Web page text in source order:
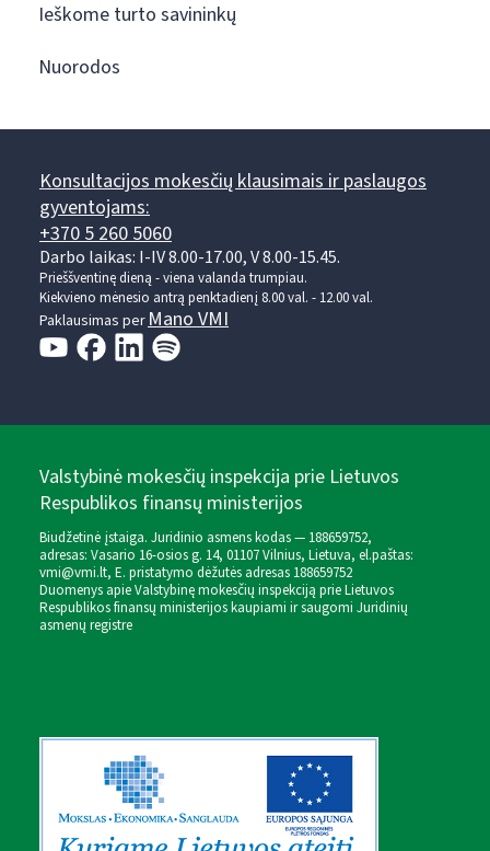
Ieškome turto savininkų
Nuorodos
Konsultacijos mokesčių klausimais ir paslaugos
gyventojams:
+370 5 260 5060
Darbo laikas: I-IV 8.00-17.00, V 8.00-15.45.
Prieššventinę dieną - viena valanda trumpiau.
Kiekvieno mėnesio antrą penktadienį 8.00 val. - 12.00 val.
Paklausimas perMano VMI
Valstybinė mokesčių inspekcija prie Lietuvos
Respublikos finansų ministerijos
Biudžetinė įstaiga. Juridinio asmens kodas — 188659752,
adresas: Vasario 16-osios g. 14, 01107 Vilnius, Lietuva, el.paštas:
vmi@vmi.lt, E. pristatymo dėžutės adresas 188659752
Duomenys apie Valstybinę mokesčių inspekciją prie Lietuvos
Respublikos finansų ministerijos kaupiami ir saugomi Juridinių
asmenų registre